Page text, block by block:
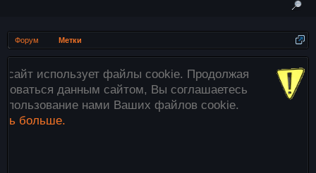
Форум Метки
файлы cookie. Продолжая
Вы соглашаетесь
Ваших файлов cookie.
Внимание! Все
загружаются
этого